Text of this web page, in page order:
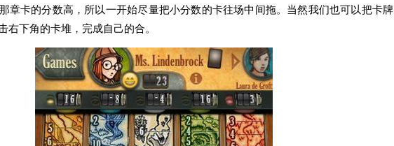
章卡的分数高，所以一开始尽量把小分数的卡往场中间拖。当然我们也可以把卡牌
右下角的卡堆，完成自己的合。